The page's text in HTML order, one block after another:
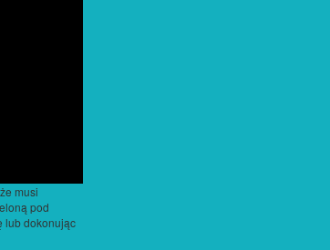
musi
pod
lub dokonując